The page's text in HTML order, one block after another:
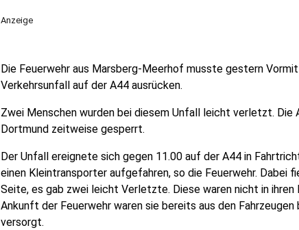
Anzeige
Die Feuerwehr aus Marsberg-Meerhof musste gestern
Verkehrsunfall auf der A44 ausrücken.
Zwei Menschen wurden bei diesem Unfall leicht verletzt. Die
Dortmund zeitweise gesperrt.
Der Unfall ereignete sich gegen 11.00 auf der A44 in
einen Kleintransporter aufgefahren, so die Feuerwehr. Dabei
Seite, es gab zwei leicht Verletzte. Diese waren nicht in ihren
Ankunft der Feuerwehr waren sie bereits aus den
versorgt.